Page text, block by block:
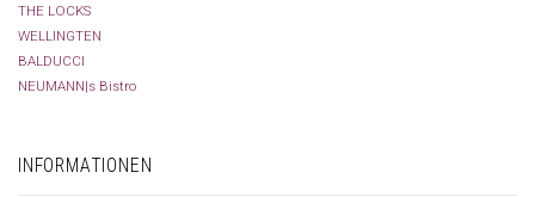
THE LOCKS
WELLINGTEN
BALDUCCI
NEUMANN|s Bistro
INFORMATIONEN